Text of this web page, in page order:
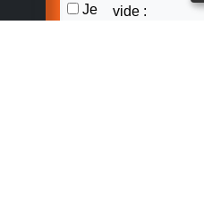
Je
vide :